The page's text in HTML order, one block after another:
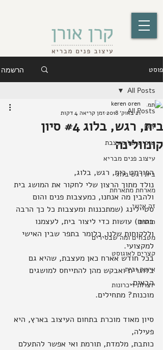
פוסט הרשמה
All Posts
DIY
טיפים של מעצבת
עיצוב פנים מבריא
בית רגש בלוג
מארחת מתארחת
זה אישי
חוגגת
מטבחים ומה שבסירים
קצרים לאוגוסט
אישה ובית
יוצרות זיכרונות
All Posts
בית, רגש, בלוג #4 סיון
קונוולינה
keren oren
21 באוק׳ 2018
זמן קריאה 4 דקות
הפורמט בית, רגש, בלוג,
נולד מתוך הרצון שלי לחקור את המושג בית
ולהבין מה אנחנו, כמעצבות פנים והום
סטיילינג (שמתכננות ומעצבות כל כך הרבה
בתים) עושות כדי ליצור בית, לעצמנו
וללקוחות שלנו. כלומר בתפר שבין האישי
למקצועי.
בכל חודש אארח כאן מעצבת, שהיא גם
בלוגרית ואבקש מהן להתייחס למושגים
הבאים.
מוכנות? מתחילים.
סיון מאוד מוכרת בתחום העיצוב בארץ, היא
פעילה,
כותבת, מלמדת, תורמת ואי אפשר להתעלם